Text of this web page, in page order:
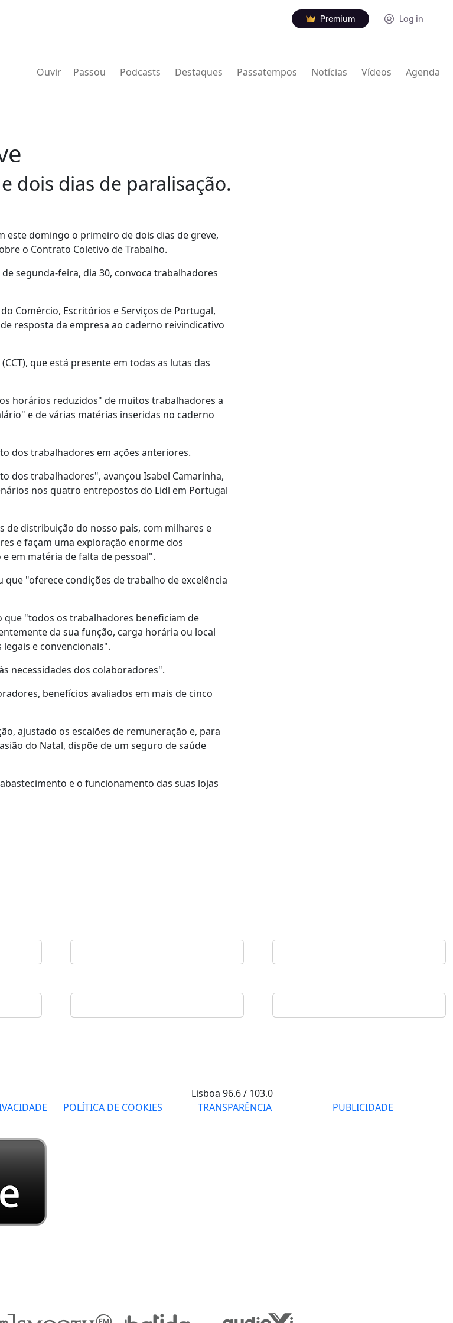
Premium Log in
Ouvir Passou Podcasts Destaques Passatempos Notícias Vídeos Agenda
dois dias de paralisação.
este domingo o primeiro de dois dias de greve,
o Contrato Coletivo de Trabalho.
segunda-feira, dia 30, convoca trabalhadores
Comércio, Escritórios e Serviços de Portugal,
resposta da empresa ao caderno reivindicativo
que está presente em todas as lutas das
horários reduzidos" de muitos trabalhadores a
e de várias matérias inseridas no caderno
dos trabalhadores em ações anteriores.
dos trabalhadores", avançou Isabel Camarinha,
nos quatro entrepostos do Lidl em Portugal
de distribuição do nosso país, com milhares e
e façam uma exploração enorme dos
em matéria de falta de pessoal".
"oferece condições de trabalho de excelência
que "todos os trabalhadores beneficiam de
da sua função, carga horária ou local
e convencionais".
necessidades dos colaboradores".
benefícios avaliados em mais de cinco
ajustado os escalões de remuneração e, para
do Natal, dispõe de um seguro de saúde
e o funcionamento das suas lojas
Lisboa96.6 / 103.0
POLÍTICA DE COOKIES TRANSPARÊNCIA
PUBLICIDADE